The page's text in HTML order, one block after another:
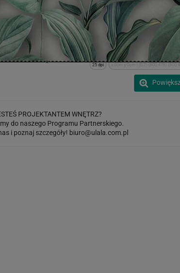
x:0cm y:0cm | (0,2) (800,478)
25 dpi
PROJEKTANTEM WNĘTRZ?
do naszego Programu Partnerskiego.
i poznaj szczegóły! biuro@ulala.com.pl